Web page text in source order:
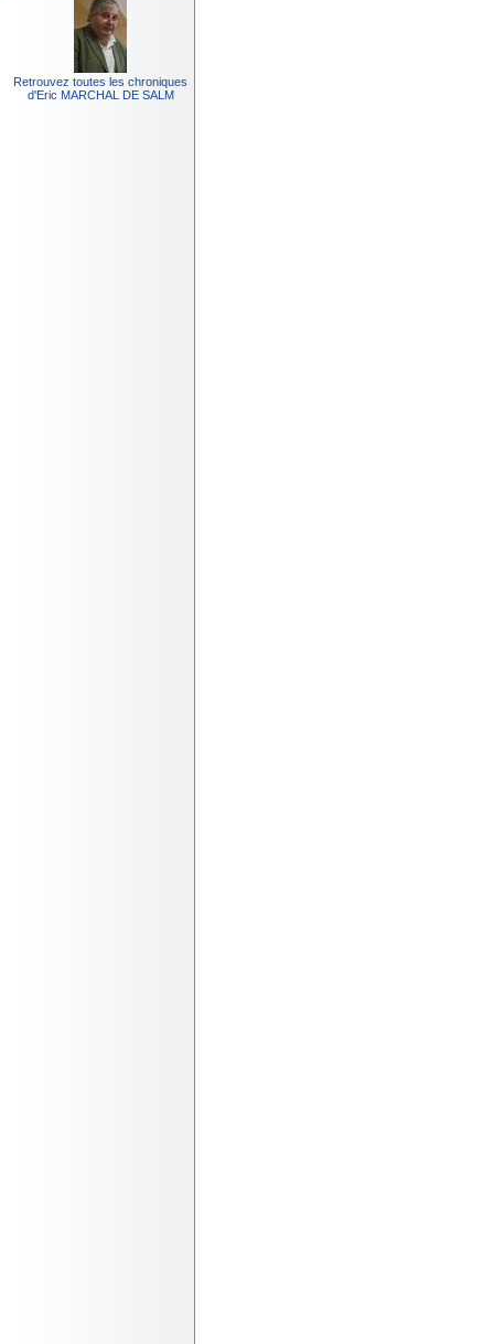
Retrouvez toutes les chroniques
d'Eric MARCHAL DE SALM